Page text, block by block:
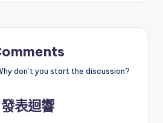
don’t you start the discussion?
發表迴響